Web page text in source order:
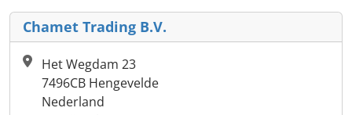
Chamet Trading B.V.
Het Wegdam 23
7496CB Hengevelde
Nederland